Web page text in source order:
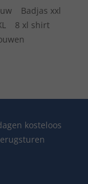
Badjas xxl
8 xl shirt
kosteloos